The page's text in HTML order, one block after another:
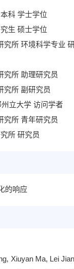
科 学士学位
生 硕士学位
究所 环境科学专业
究所 助理研究员
究所 副研究员
立大学 访问学者
究所 青年研究员
所 研究员
的响应
Xiuyan Ma, Lei